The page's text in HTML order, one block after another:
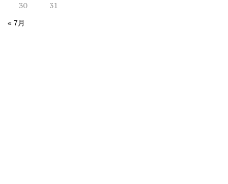
30 31
« 7月